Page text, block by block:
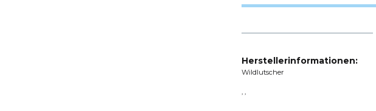
Herstellerinformationen:
Wildlutscher
, ,